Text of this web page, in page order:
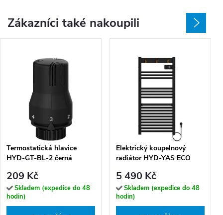
Zákazníci také nakoupili
Termostatická hlavice
HYD-GT-BL-2 černá
209 Kč
Skladem (expedice do 48
hodin)
Elektrický koupelnový
radiátor HYD-YAS ECO
5 490 Kč
Skladem (expedice do 48
hodin)